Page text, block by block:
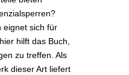
eignet sich für
hilft das Buch,
zu treffen. Als
dieser Art liefert